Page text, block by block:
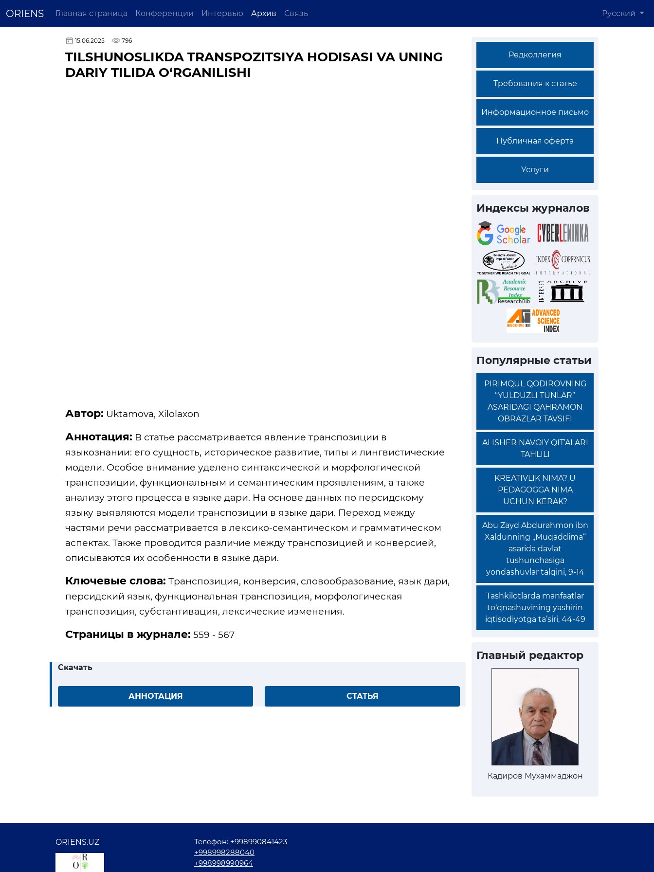
ORIENS Главная страница Конференции Интервью Архив Связь Русский
15.06.2025 796
TILSHUNOSLIKDA TRANSPOZITSIYA HODISASI VA UNING
DARIY TILIDA O‘RGANILISHI
Автор: Uktamova, Xilolaxon
Аннотация: В статье рассматривается явление транспозиции в
языкознании: его сущность, историческое развитие, типы и лингвистические
модели. Особое внимание уделено синтаксической и морфологической
транспозиции, функциональным и семантическим проявлениям, а также
анализу этого процесса в языке дари. На основе данных по персидскому
языку выявляются модели транспозиции в языке дари. Переход между
частями речи рассматривается в лексико-семантическом и грамматическом
аспектах. Также проводится различие между транспозицией и конверсией,
описываются их особенности в языке дари.
Ключевые слова: Транспозиция, конверсия, словообразование, язык дари,
персидский язык, функциональная транспозиция, морфологическая
транспозиция, субстантивация, лексические изменения.
Страницы в журнале: 559 - 567
Скачать
АННОТАЦИЯ СТАТЬЯ
Редколлегия
Требования к статье
Информационное письмо
Публичная оферта
Услуги
Индексы журналов
Популярные статьи
PIRIMQUL QODIROVNING
“YULDUZLI TUNLAR”
ASARIDAGI QAHRAMON
OBRAZLAR TAVSIFI
ALISHER NAVOIY QIT’ALARI
TAHLILI
KREATIVLIK NIMA? U
PEDAGOGGA NIMA
UCHUN KERAK?
Abu Zayd Abdurahmon ibn
Xaldunning „Muqaddima“
asarida davlat
tushunchasiga
yondashuvlar talqini, 9-14
Tashkilotlarda manfaatlar
to‘qnashuvining yashirin
iqtisodiyotga ta’siri, 44-49
Главный редактор
Кадиров Мухаммаджон
ORIENS.UZ Телефон: +998990841423
+998998288040
+998998990964